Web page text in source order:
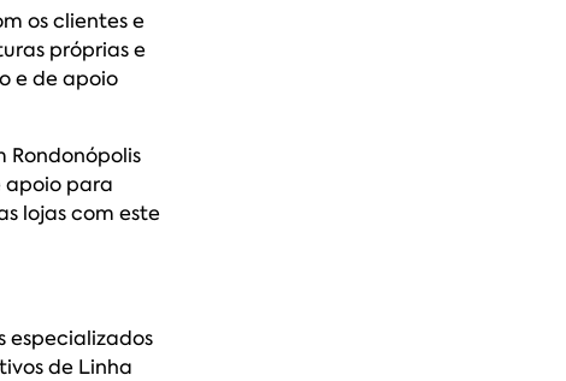
os clientes e
próprias e
e de apoio
Rondonópolis
apoio para
lojas com este
especializados
de Linha